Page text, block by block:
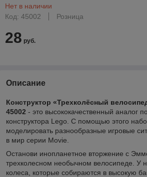
Нет в наличии
Код: 45002
Розница
28 руб.
Описание
Конструктор «Трехколёсный
45002 - это высококачественный аналог
конструктора Lego. С помощью этого
моделировать разнообразные игровые
в мир серии Movie.
Останови инопланетное вторжение с
трехколесном необычном велосипеде. У
колеса, которые собираются в высокую